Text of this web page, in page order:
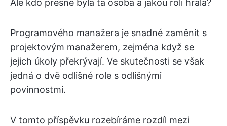
Ale kdo přesně byla ta osoba a jakou roli hrála?
Programového manažera je snadné zaměnit s
projektovým manažerem, zejména když se
jejich úkoly překrývají. Ve skutečnosti se však
jedná o dvě odlišné role s odlišnými
povinnostmi.
V tomto příspěvku rozebíráme rozdíl mezi